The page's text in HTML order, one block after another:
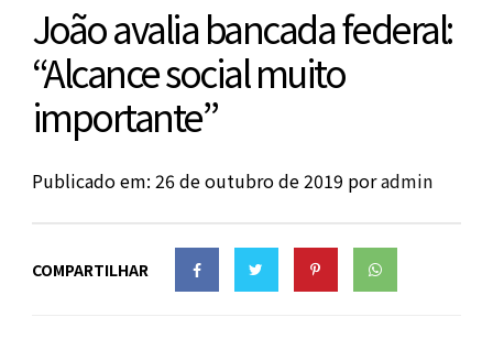
João avalia bancada federal:
“Alcance social muito
importante”
Publicado em: 26 de outubro de 2019 poradmin
COMPARTILHAR